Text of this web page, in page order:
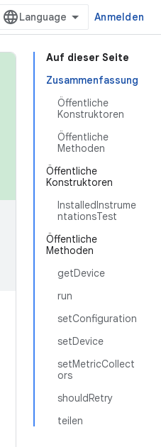
Anmelden
Auf dieser Seite
Zusammenfassung
Öffentliche
Konstruktoren
Öffentliche
Methoden
Öffentliche
Konstruktoren
InstalledInstrume
ntationsTest
Öffentliche
Methoden
getDevice
run
setConfiguration
setDevice
setMetricCollect
ors
shouldRetry
teilen